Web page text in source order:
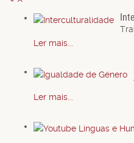
Ler mais...
Ler mais...